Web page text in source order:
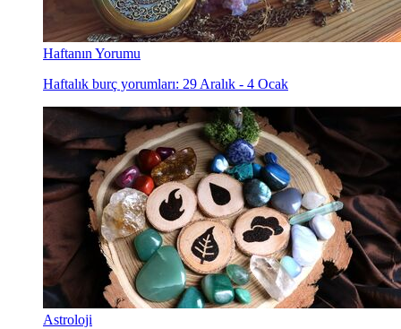
Haftanın Yorumu
Haftalık burç yorumları: 29 Aralık - 4 Ocak
Astroloji